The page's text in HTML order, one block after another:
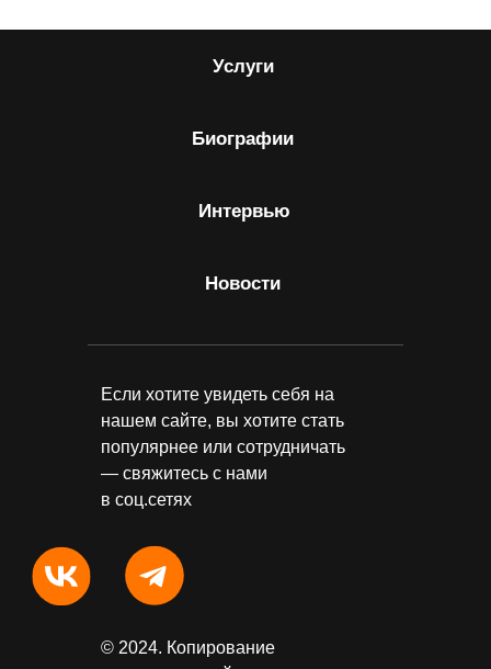
Услуги
Биографии
Интервью
Новости
Если хотите увидеть себя на
нашем сайте, вы хотите стать
популярнее или сотрудничать
— свяжитесь с нами
в соц.сетях
© 2024. Копирование